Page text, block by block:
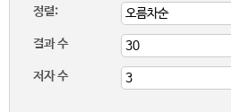
정렬:
결과 수
저자 수